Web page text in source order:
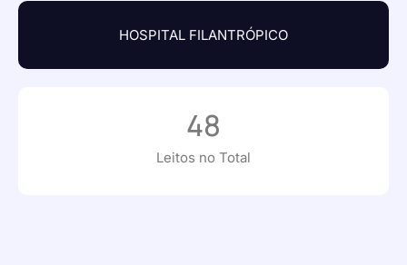
HOSPITAL FILANTRÓPICO
Leitos no Total
48